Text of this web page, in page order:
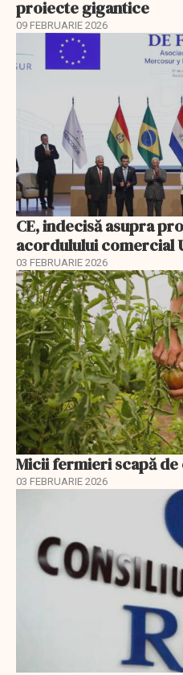
proiecte gigantice
09 FEBRUARIE 2026
CE, indecisă asupra
acordulului comercial
03 FEBRUARIE 2026
Micii fermieri scapă
03 FEBRUARIE 2026